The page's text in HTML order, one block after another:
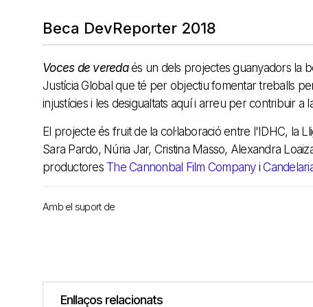
Beca DevReporter 2018
Voces de veredaés un dels projectes guanyadors la
Justícia Global que té per objectiu fomentar treballs
injustícies i les desigualtats aquí i arreu per contribuir a
El projecte és fruit de la col·laboració entre l'IDHC, la
Sara Pardo, Núria Jar, Cristina Masso, Alexandra
productores The Cannonbal Film Companyi
Amb el suport de
Enllaços relacionats